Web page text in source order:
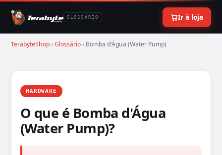
GLOSSÁRIO Ir à loja
TerabyteShop› Glossário› Bomba d'Água (Water Pump)
HARDWARE
O que é Bomba d'Água
(Water Pump)?